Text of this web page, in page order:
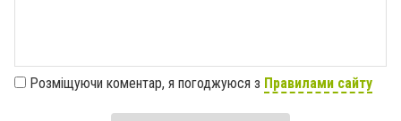
Розміщуючи коментар, я погоджуюся з Правилами сайту